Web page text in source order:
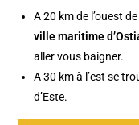
A 20 km de l’ouest
ville maritime
aller vous baigner.
A 30 km à l’est se
d’Este.